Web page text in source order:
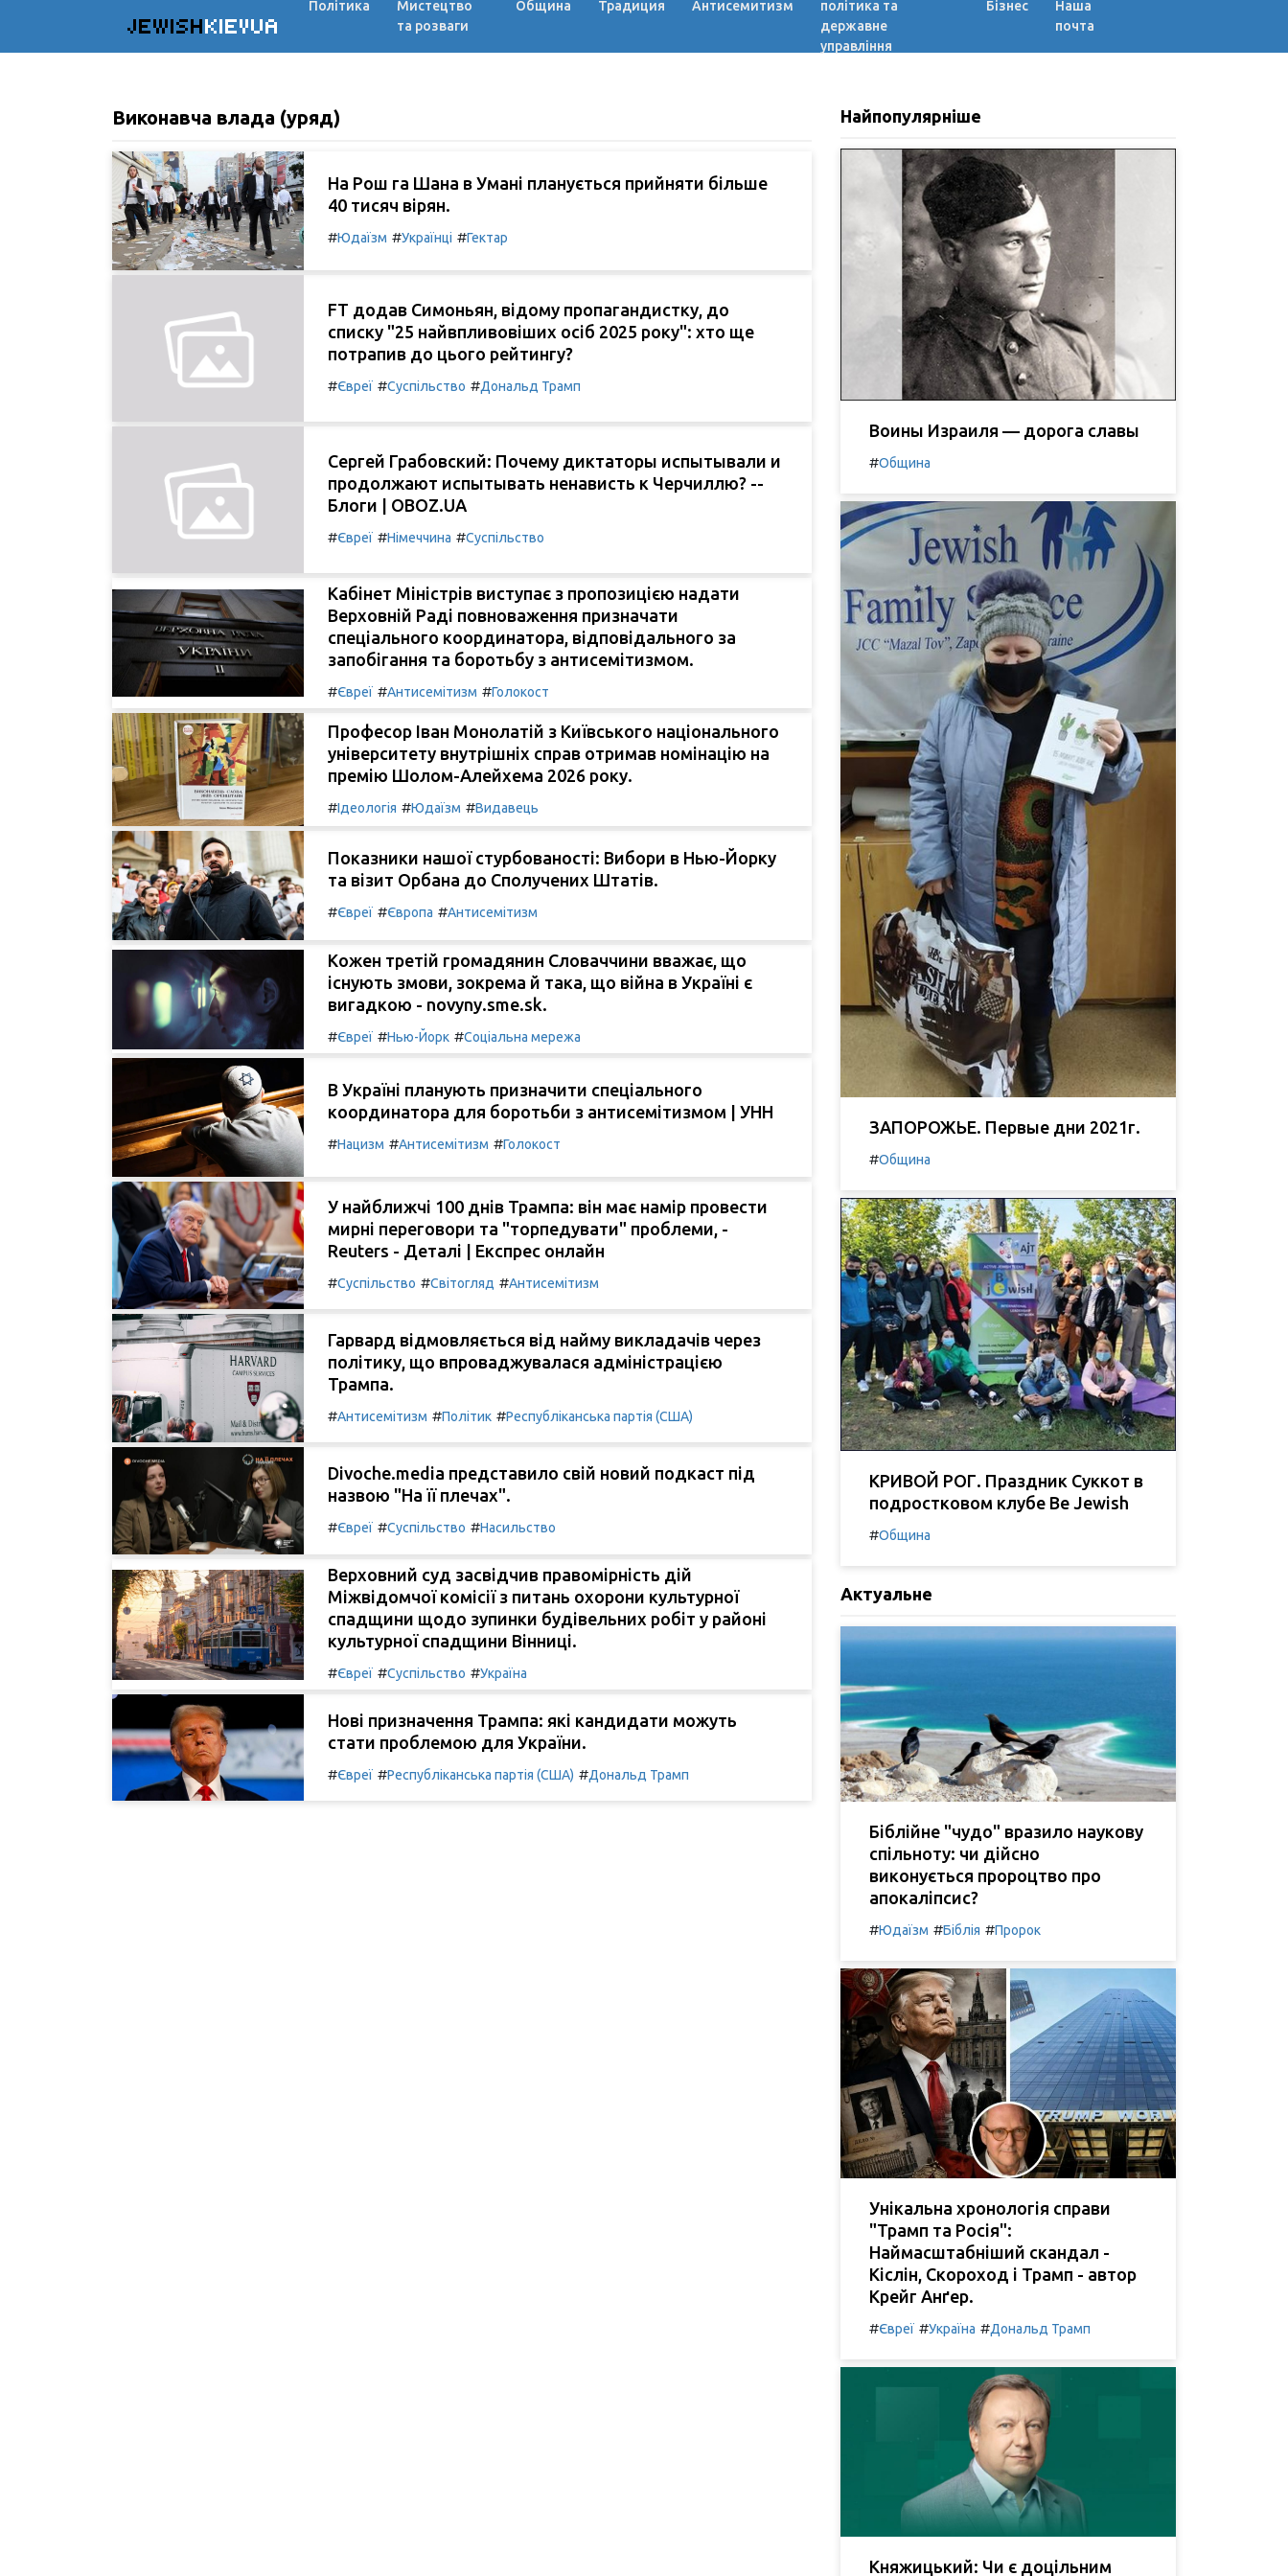
JEWISHKIEVUA
Політика
Мистецтво
та розваги
Община Традиция Антисемитизм
політика та
державне
управління
Бізнес
Наша
почта
Виконавча влада (уряд)
На Рош га Шана в Умані планується прийняти більше
40 тисяч вірян.
#Юдаїзм #Українці #Гектар
FT додав Симоньян, відому пропагандистку, до
списку "25 найвпливовіших осіб 2025 року": хто ще
потрапив до цього рейтингу?
#Євреї #Суспільство #Дональд Трамп
Сергей Грабовский: Почему диктаторы испытывали и
продолжают испытывать ненависть к Черчиллю? --
Блоги | OBOZ.UA
#Євреї #Німеччина #Суспільство
Кабінет Міністрів виступає з пропозицією надати
Верховній Раді повноваження призначати
спеціального координатора, відповідального за
запобігання та боротьбу з антисемітизмом.
#Євреї #Антисемітизм #Голокост
Професор Іван Монолатій з Київського національного
університету внутрішніх справ отримав номінацію на
премію Шолом-Алейхема 2026 року.
#Ідеологія #Юдаїзм #Видавець
Показники нашої стурбованості: Вибори в Нью-Йорку
та візит Орбана до Сполучених Штатів.
#Євреї #Європа #Антисемітизм
Кожен третій громадянин Словаччини вважає, що
існують змови, зокрема й така, що війна в Україні є
вигадкою - novyny.sme.sk.
#Євреї #Нью-Йорк #Соціальна мережа
В Україні планують призначити спеціального
координатора для боротьби з антисемітизмом | УНН
#Нацизм #Антисемітизм #Голокост
У найближчі 100 днів Трампа: він має намір провести
мирні переговори та "торпедувати" проблеми, -
Reuters - Деталі | Експрес онлайн
#Суспільство #Світогляд #Антисемітизм
Гарвард відмовляється від найму викладачів через
політику, що впроваджувалася адміністрацією
Трампа.
#Антисемітизм #Політик #Республіканська партія (США)
Divoche.media представило свій новий подкаст під
назвою "На її плечах".
#Євреї #Суспільство #Насильство
Верховний суд засвідчив правомірність дій
Міжвідомчої комісії з питань охорони культурної
спадщини щодо зупинки будівельних робіт у районі
культурної спадщини Вінниці.
#Євреї #Суспільство #Україна
Нові призначення Трампа: які кандидати можуть
стати проблемою для України.
#Євреї #Республіканська партія (США) #Дональд Трамп
Найпопулярніше
Воины Израиля — дорога славы
#Община
ЗАПОРОЖЬЕ. Первые дни 2021г.
#Община
КРИВОЙ РОГ. Праздник Суккот в
подростковом клубе Be Jewish
#Община
Актуальне
Біблійне "чудо" вразило наукову
спільноту: чи дійсно
виконується пророцтво про
апокаліпсис?
#Юдаїзм #Біблія #Пророк
Унікальна хронологія справи
"Трамп та Росія":
Наймасштабніший скандал -
Кіслін, Скороход і Трамп - автор
Крейг Анґер.
#Євреї #Україна #Дональд Трамп
Княжицький: Чи є доцільним